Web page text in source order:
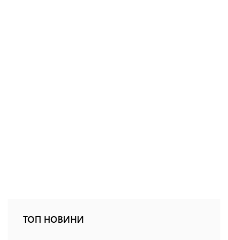
ТОП НОВИНИ